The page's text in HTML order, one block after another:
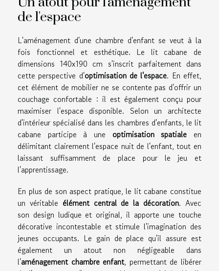
de l'espace
L'aménagement d'une chambre d'enfant se veut à la
fois fonctionnel et esthétique. Le lit cabane de
dimensions 140x190 cm s'inscrit parfaitement dans
cette perspective d'optimisation de l'espace. En effet,
cet élément de mobilier ne se contente pas d'offrir un
couchage confortable : il est également conçu pour
maximiser l'espace disponible. Selon un architecte
d'intérieur spécialisé dans les chambres d'enfants, le lit
cabane participe à une optimisation spatiale en
délimitant clairement l'espace nuit de l'enfant, tout en
laissant suffisamment de place pour le jeu et
l'apprentissage.
En plus de son aspect pratique, le lit cabane constitue
un véritable élément central de la décoration. Avec
son design ludique et original, il apporte une touche
décorative incontestable et stimule l'imagination des
jeunes occupants. Le gain de place qu'il assure est
également un atout non négligeable dans
l'aménagement chambre enfant, permettant de libérer